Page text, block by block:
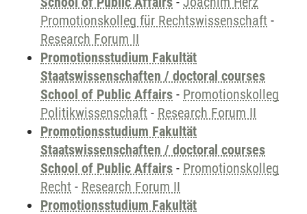
Promotionskolleg für Rechtswissenschaft -
Research Forum II
Promotionsstudium Fakultät
Staatswissenschaften / doctoral courses
School of Public Affairs - Promotionskolleg
Politikwissenschaft - Research Forum II
Promotionsstudium Fakultät
Staatswissenschaften / doctoral courses
School of Public Affairs - Promotionskolleg
Recht - Research Forum II
Promotionsstudium Fakultät